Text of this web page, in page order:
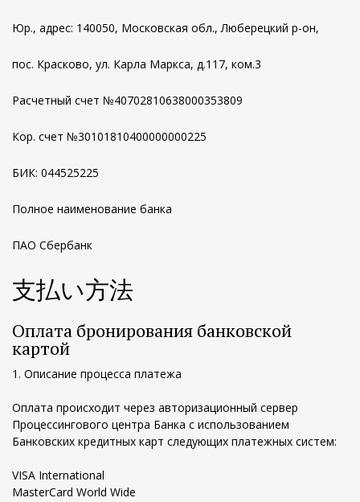
Юр., адрес: 140050, Московская обл., Люберецкий р-он,
пос. Красково, ул. Карла Маркса, д.117, ком.3
Расчетный счет №40702810638000353809
Кор. счет №30101810400000000225
БИК: 044525225
Полное наименование банка
ПАО Сбербанк
支払い方法
Оплата бронирования банковской
картой
1. Описание процесса платежа
Оплата происходит через авторизационный сервер
Процессингового центра Банка с использованием
Банковских кредитных карт следующих платежных систем:
VISA International
MasterCard World Wide